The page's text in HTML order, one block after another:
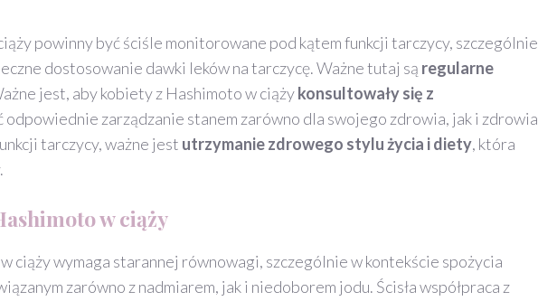
powinny być ściśle monitorowane pod kątem funkcji tarczycy, szczególnie
dostosowanie dawki leków na tarczycę. Ważne tutaj są regularne
jest, aby kobiety z Hashimoto w ciążykonsultowały się z
odpowiednie zarządzanie stanem zarówno dla swojego zdrowia, jak i zdrowia
tarczycy, ważne jest utrzymanie zdrowego stylu życia i diety, która
w ciąży
ciąży wymaga starannej równowagi, szczególnie w kontekście spożycia
zarówno z nadmiarem, jak i niedoborem jodu. Ścisła współpraca z